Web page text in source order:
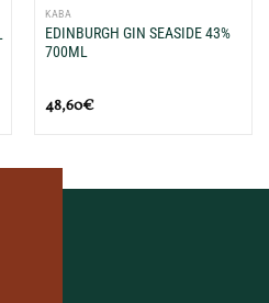
ΚΑΒΑ
EDINBURGH GIN SEASIDE 43%
700ML
48,60€